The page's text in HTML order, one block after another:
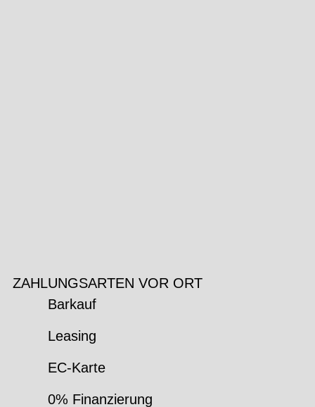
ZAHLUNGSARTEN VOR ORT
Barkauf
Leasing
EC-Karte
0% Finanzierung